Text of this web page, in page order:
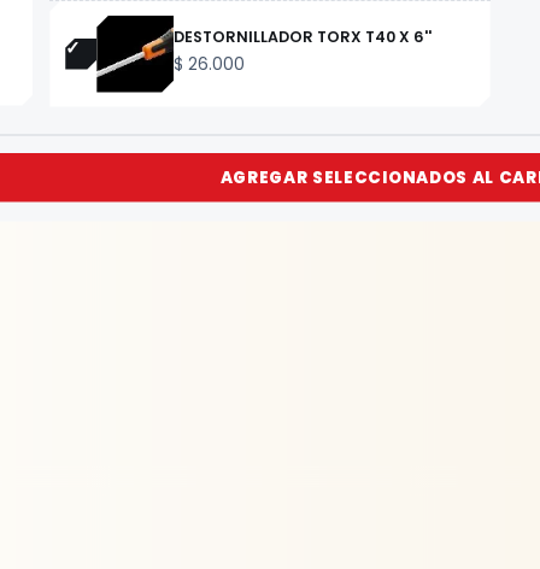
DESTORNILLADOR TORX T40 X 6''
$ 26.000
AGREGAR SELECCIONADOS AL